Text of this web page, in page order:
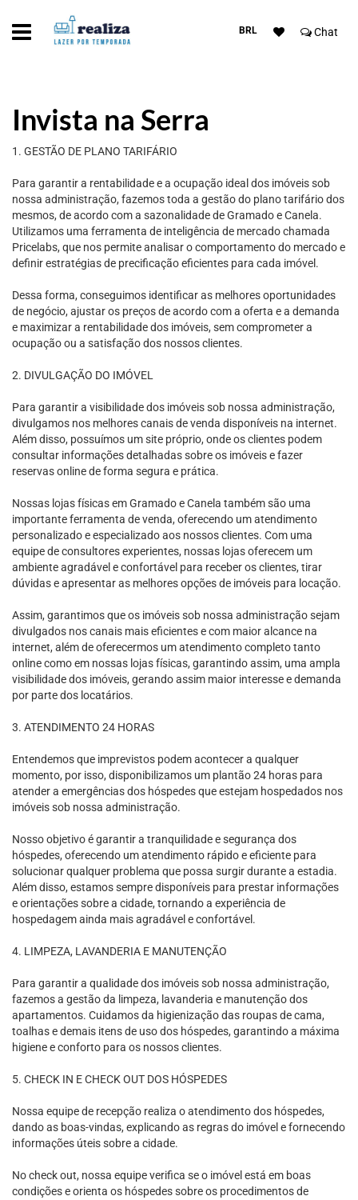
BRL Chat
Invista na Serra
1. GESTÃO DE PLANO TARIFÁRIO
Para garantir a rentabilidade e a ocupação ideal dos imóveis sob
nossa administração, fazemos toda a gestão do plano tarifário dos
mesmos, de acordo com a sazonalidade de Gramado e Canela.
Utilizamos uma ferramenta de inteligência de mercado chamada
Pricelabs, que nos permite analisar o comportamento do mercado e
definir estratégias de precificação eficientes para cada imóvel.
Dessa forma, conseguimos identificar as melhores oportunidades
de negócio, ajustar os preços de acordo com a oferta e a demanda
e maximizar a rentabilidade dos imóveis, sem comprometer a
ocupação ou a satisfação dos nossos clientes.
2. DIVULGAÇÃO DO IMÓVEL
Para garantir a visibilidade dos imóveis sob nossa administração,
divulgamos nos melhores canais de venda disponíveis na internet.
Além disso, possuímos um site próprio, onde os clientes podem
consultar informações detalhadas sobre os imóveis e fazer
reservas online de forma segura e prática.
Nossas lojas físicas em Gramado e Canela também são uma
importante ferramenta de venda, oferecendo um atendimento
personalizado e especializado aos nossos clientes. Com uma
equipe de consultores experientes, nossas lojas oferecem um
ambiente agradável e confortável para receber os clientes, tirar
dúvidas e apresentar as melhores opções de imóveis para locação.
Assim, garantimos que os imóveis sob nossa administração sejam
divulgados nos canais mais eficientes e com maior alcance na
internet, além de oferecermos um atendimento completo tanto
online como em nossas lojas físicas, garantindo assim, uma ampla
visibilidade dos imóveis, gerando assim maior interesse e demanda
por parte dos locatários.
3. ATENDIMENTO 24 HORAS
Entendemos que imprevistos podem acontecer a qualquer
momento, por isso, disponibilizamos um plantão 24 horas para
atender a emergências dos hóspedes que estejam hospedados nos
imóveis sob nossa administração.
Nosso objetivo é garantir a tranquilidade e segurança dos
hóspedes, oferecendo um atendimento rápido e eficiente para
solucionar qualquer problema que possa surgir durante a estadia.
Além disso, estamos sempre disponíveis para prestar informações
e orientações sobre a cidade, tornando a experiência de
hospedagem ainda mais agradável e confortável.
4. LIMPEZA, LAVANDERIA E MANUTENÇÃO
Para garantir a qualidade dos imóveis sob nossa administração,
fazemos a gestão da limpeza, lavanderia e manutenção dos
apartamentos. Cuidamos da higienização das roupas de cama,
toalhas e demais itens de uso dos hóspedes, garantindo a máxima
higiene e conforto para os nossos clientes.
5. CHECK IN E CHECK OUT DOS HÓSPEDES
Nossa equipe de recepção realiza o atendimento dos hóspedes,
dando as boas-vindas, explicando as regras do imóvel e fornecendo
informações úteis sobre a cidade.
No check out, nossa equipe verifica se o imóvel está em boas
condições e orienta os hóspedes sobre os procedimentos de